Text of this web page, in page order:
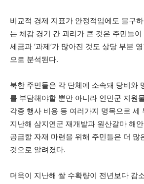
비교적 경제 지표가 안정적임에도 불구
는 체감 경기 간 괴리가 큰 것은 주민들
세금과 ‘과제’가 많아진 것도 상당 부분
으로 분석된다.
북한 주민들은 각 단체에 소속돼 당비와
를 부담해야할 뿐만 아니라 인민군 지원
각종 행사 비용 등 여러가지 명목으로 세
지난해 삼지연군 재개발과 원산갈마 해
공급할 자재 마련을 위해 주민들은 더 많
것으로 알려졌다.
더욱이 지난해 쌀 수확량이 전년보다 감